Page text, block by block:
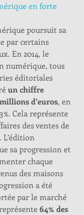
en forte
poursuit sa
par certains
En 2014, le
numérique, tous
éditoriales
un chiffre
d’euros, en
Cela représente
des ventes de
sa progression et
chaque
des maisons
a été
par le marché
64% des